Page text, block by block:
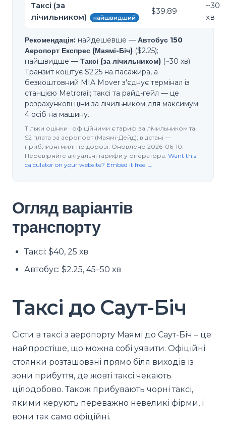
Таксі (за
лічильником)
найшвидший
$39.89
~30
хв
Рекомендація: найдешевше — Автобус 150
Аеропорт Експрес (Маямі-Біч) ($2.25);
найшвидше — Таксі (за лічильником) (~30 хв).
Транзит коштує $2.25 на пасажира, а
безкоштовний MIA Mover з'єднує термінал із
станцією Metrorail; таксі та райд-гейл — це
розрахункові ціни за лічильником для максимум
4 осіб на машину.
Тільки оцінки · офіційними є тариф за лічильником та
$2 плата за аеропорт (Маямі-Дейд); відстані —
приблизні милі по дорозі. Оновлено 2026-06-10.
Перевіряйте актуальні тарифи у оператора. Want this
calculator on your website? Embed it free →
Огляд варіантів
транспорту
Таксі: $40, 25 хв
Автобус: $2.25, 45–50 хв
Таксі до Саут-Біч
Сісти в таксі з аеропорту Маямі до Саут-Біч – це
найпростіше, що можна собі уявити. Офіційні
стоянки розташовані прямо біля виходів із
зони прибуття, де жовті таксі чекають
цілодобово. Також прибувають чорні таксі,
якими керують переважно невеликі фірми, і
вони так само офіційні.